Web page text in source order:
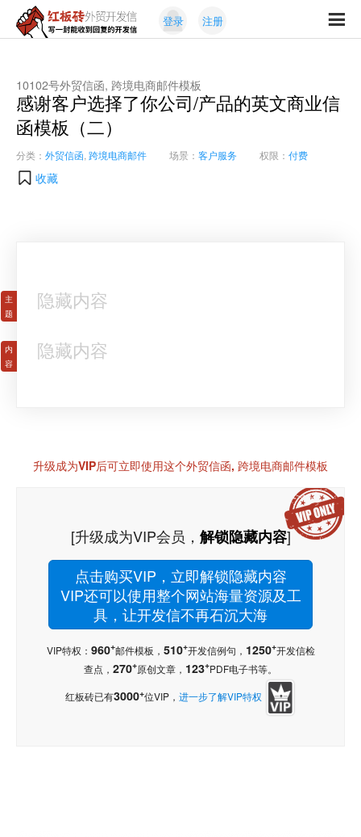
红
砖
外
贸
开
发
信
封
能
收
到
回
复
登录 注册
10102号外贸信函, 跨境电商邮件模板
感谢客户选择了你公司/产品的英文商业信
函模板（二）
分类： 外贸信函 跨境电商邮件 场景： 客户服务 权限： 付费
收藏
隐藏内容
隐藏内容
升级成为VIP后可立即使用这个外贸信函, 跨境电商邮件模板
[升级成为VIP会员， 解锁隐藏内容]
点击购买VIP，立即解锁隐藏内容
VIP还可以使用整个网站海量资源及工
具，让开发信不再石沉大海
VIP特权： 960+邮件模板， 510+开发信例句， 1250+开发信检
查点， 270+原创文章， 123+PDF电子书等。
红板砖已有3000+位VIP， 进一步了解VIP特权